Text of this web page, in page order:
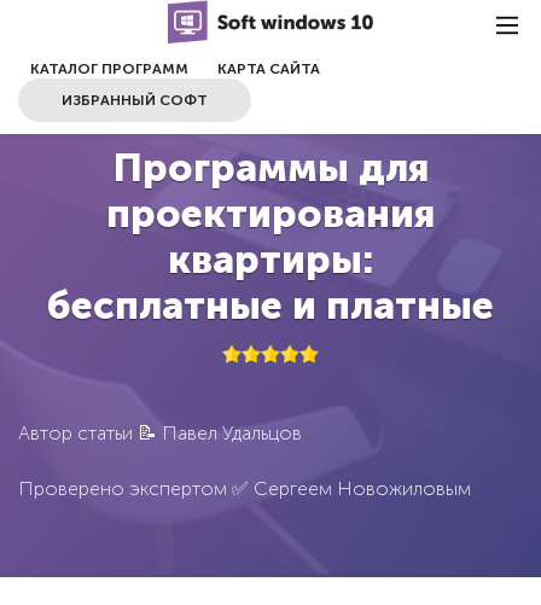
КАТАЛОГ ПРОГРАММ
КАРТА САЙТА
ИЗБРАННЫЙ СОФТ
Программы для
проектирования
квартиры:
бесплатные и платные
Автор статьи 📝 Павел Удальцов
Проверено экспертом ✅ Сергеем Новожиловым